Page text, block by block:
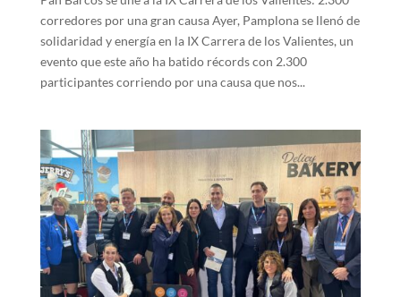
corredores por una gran causa Ayer, Pamplona se llenó de
solidaridad y energía en la IX Carrera de los Valientes, un
evento que este año ha batido récords con 2.300
participantes corriendo por una causa que nos...